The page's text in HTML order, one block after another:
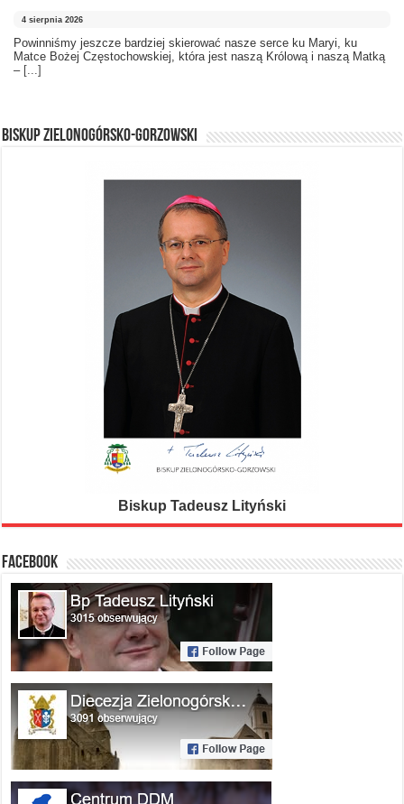
4 sierpnia 2026
Powinniśmy jeszcze bardziej skierować nasze serce ku Maryi, ku
Matce Bożej Częstochowskiej, która jest naszą Królową i naszą Matką
– [...]
BISKUP ZIELONOGÓRSKO-GORZOWSKI
Biskup Tadeusz Lityński
FACEBOOK